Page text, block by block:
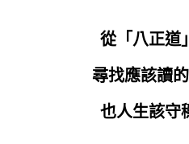
從「八正道
尋找應該讀
也人生該守